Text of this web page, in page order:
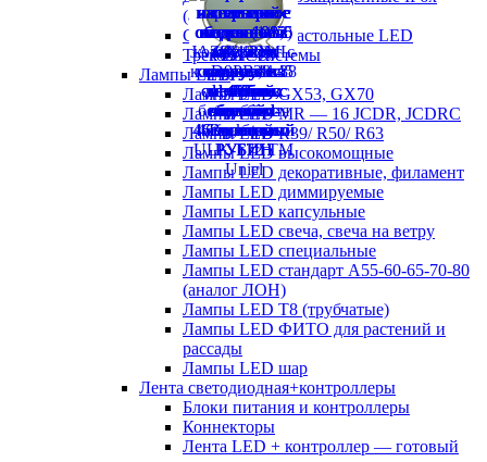
(аналог ЛСП)
Светильники настольные LED
Трековые системы
Лампы LED
Лампы LED GX53, GX70
Лампы LED MR — 16 JCDR, JCDRC
Лампы LED R39/ R50/ R63
Лампы LED высокомощные
Лампы LED декоративные, филамент
Лампы LED диммируемые
Лампы LED капсульные
Лампы LED свеча, свеча на ветру
Лампы LED специальные
Лампы LED стандарт А55-60-65-70-80
(аналог ЛОН)
Лампы LED Т8 (трубчатые)
Лампы LED ФИТО для растений и
рассады
Лампы LED шар
Лента светодиодная+контроллеры
Блоки питания и контроллеры
Коннекторы
Лента LED + контроллер — готовый